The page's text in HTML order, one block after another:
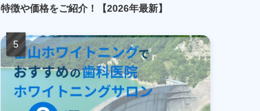
特徴や価格をご紹介！【2026年最新】